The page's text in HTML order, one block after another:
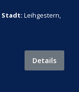
Stadt: Leihgestern,
Details